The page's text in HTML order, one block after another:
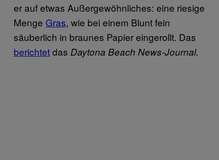
er auf etwas Außergewöhnliches: eine riesige
Menge Gras, wie bei einem Blunt fein
säuberlich in braunes Papier eingerollt. Das
berichtetdas Daytona Beach News-Journal.